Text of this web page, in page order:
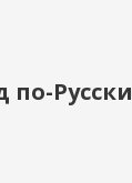
по-Русски